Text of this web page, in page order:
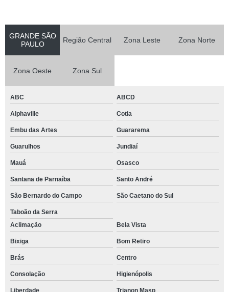
GRANDE SÃO
PAULO
Região Central Zona Leste Zona Norte
Zona Oeste Zona Sul
ABC ABCD
Alphaville Cotia
Embu das Artes Guararema
Guarulhos Jundiaí
Mauá Osasco
Santana de Parnaíba Santo André
São Bernardo do Campo São Caetano do Sul
Taboão da Serra
Aclimação
Bela Vista
Bixiga Bom Retiro
Brás Centro
Consolação Higienópolis